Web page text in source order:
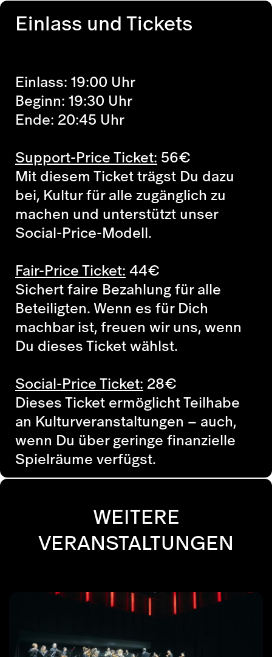
Einlass und Tickets
Einlass: 19:00 Uhr
Beginn: 19:30 Uhr
Ende: 20:45 Uhr
Support-Price Ticket: 56€
Mit diesem Ticket trägst Du dazu
bei, Kultur für alle zugänglich zu
machen und unterstützt unser
Social-Price-Modell.
Fair-Price Ticket:44€
Sichert faire Bezahlung für alle
Beteiligten. Wenn es für Dich
machbar ist, freuen wir uns, wenn
Du dieses Ticket wählst.
Social-Price Ticket: 28€
Dieses Ticket ermöglicht Teilhabe
an Kulturveranstaltungen – auch,
wenn Du über geringe finanzielle
Spielräume verfügst.
WEITERE
VERANSTALTUNGEN